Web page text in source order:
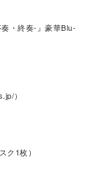
・終奏-』豪華Blu-
）
ク1枚）